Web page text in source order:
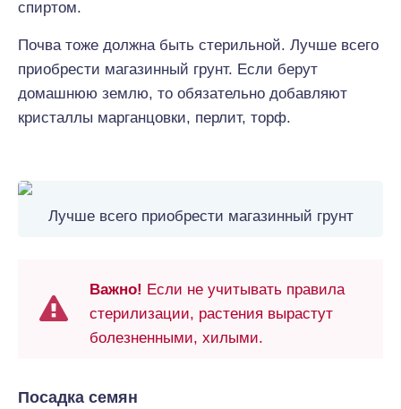
спиртом.
Почва тоже должна быть стерильной. Лучше всего
приобрести магазинный грунт. Если берут
домашнюю землю, то обязательно добавляют
кристаллы марганцовки, перлит, торф.
Лучше всего приобрести магазинный грунт
Важно! Если не учитывать правила
стерилизации, растения вырастут
болезненными, хилыми.
Посадка семян